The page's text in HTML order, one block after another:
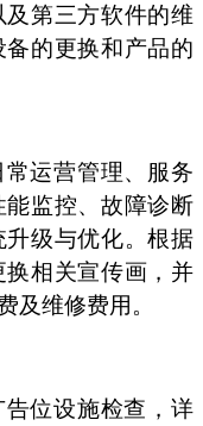
第三方软件的维
的更换和产品的
运营管理、服务
监控、故障诊断
级与优化。根据
相关宣传画，并
及维修费用。
位设施检查，详